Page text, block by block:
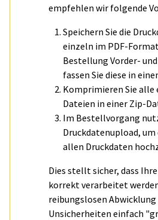
empfehlen wir folgende
Speichern Sie die
einzeln im PDF-
Bestellung Vorder-
fassen Sie diese in
Komprimieren Sie alle
Dateien in einer Zip-
Im Bestellvorgang
Druckdatenupload,
allen Druckdaten
Dies stellt sicher, dass
korrekt verarbeitet
reibungslosen
Unsicherheiten einfach